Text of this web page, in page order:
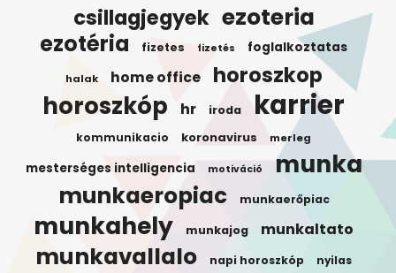
csillagjegyek ezoteria
ezotéria fizetes fizetés foglalkoztatas
halak home office horoszkop
horoszkóp hr iroda karrier
kommunikacio koronavirus merleg
mesterséges intelligencia motiváció munka
munkaeropiac munkaerőpiac
munkahely munkajog munkaltato
munkavallalo napi horoszkóp nyilas